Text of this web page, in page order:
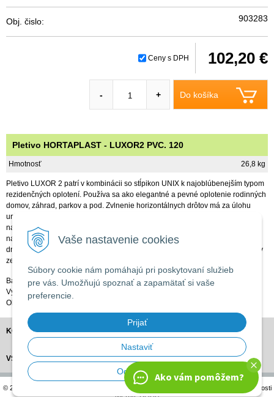
Vaše nastavenie cookies
Súbory cookie nám pomáhajú pri poskytovaní služieb
pre vás. Umožňujú spoznať a zapamätať si vaše
preferencie.
Prijať
Nastaviť
Odmietnuť
Obj. čislo: 903283
Ceny s DPH 102,20 €
Do košíka
- +
Pletivo HORTAPLAST - LUXOR2 PVC. 120
Hmotnosť 26,8 kg
Pletivo LUXOR 2 patrí v kombinácii so stĺpikon UNIX k najoblúbenejším typom
rezidenčných oplotení. Používa sa ako elegantné a pevné oplotenie rodinných
domov, záhrad, parkov a pod. Zvlnenie horizontálnych drôtov má za úlohu
urýchliť stekanie dažďovej vody z drôtov pletiva na zem. Pletivo nevyžaduje
napinák na šponovací drôt! Na vyšponovanie pletiva je potrebné použiť
napínací hrebeň, ktorý nájdete v príslušenstve. Pletivo LUXOR 2 je vyrobené
drôtu s priemerom 2,0 / 2,50mm. Veľkosť oka je 50,8 x 101,6mm. Dodáva sa v
zelenej farbe Ral 6005.
Balenie: 25m
Výška: 120cm
Obj. číslo: 903283
KONTAKT
VŠETKO O NÁKUPE
© 2026 APRO Záhradné centrum • tvorba eshopu cez UNIobchod
spoločnosti
Ako vám pomôžem?